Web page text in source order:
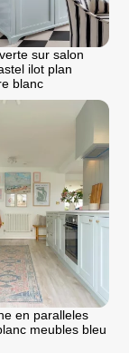
sur salon
ilot plan
blanc
en paralleles
meubles bleu